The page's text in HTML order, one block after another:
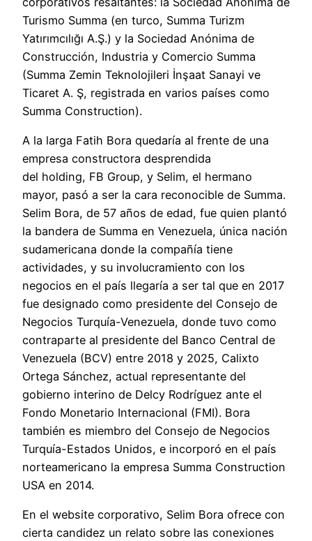
Turismo Summa (en turco, Summa Turizm
Yatırımcılığı A.Ş.) y la Sociedad Anónima de
Construcción, Industria y Comercio Summa
(Summa Zemin Teknolojileri İnşaat Sanayi ve
Ticaret A. Ş, registrada en varios países como
Summa Construction).
A la larga Fatih Bora quedaría al frente de una
empresa constructora desprendida
del holding, FB Group, y Selim, el hermano
mayor, pasó a ser la cara reconocible de Summa.
Selim Bora, de 57 años de edad, fue quien plantó
la bandera de Summa en Venezuela, única nación
sudamericana donde la compañía tiene
actividades, y su involucramiento con los
negocios en el país llegaría a ser tal que en 2017
fue designado como presidente del Consejo de
Negocios Turquía-Venezuela, donde tuvo como
contraparte al presidente del Banco Central de
Venezuela (BCV) entre 2018 y 2025, Calixto
Ortega Sánchez, actual representante del
gobierno interino de Delcy Rodríguez ante el
Fondo Monetario Internacional (FMI). Bora
también es miembro del Consejo de Negocios
Turquía-Estados Unidos, e incorporó en el país
norteamericano la empresa Summa Construction
USA en 2014.
En el website corporativo, Selim Bora ofrece con
cierta candidez un relato sobre las conexiones